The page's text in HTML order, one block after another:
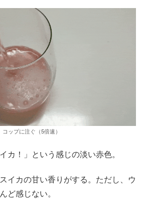
コップに注ぐ（5倍速）
カ！」という感じの淡い赤色。
イカの甘い香りがする。ただし、ウ
ど感じない。